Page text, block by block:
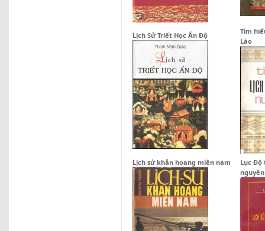
Lịch Sử Triết Học Ấn Độ
Tìm
Lào
Lịch sử khẫn hoang miền nam
Lục Độ